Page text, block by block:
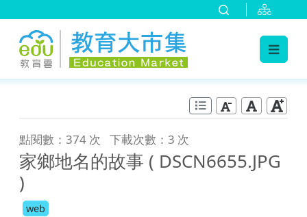
點閱數：374 次 下載次數：3 次
家鄉地名的故事 ( DSCN6655.JPG
)
web